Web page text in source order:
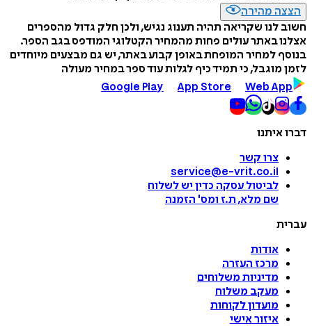
הצצה מהירה
חשוב לנו שקריאה תהיה תענוג נגיש, ולכן חלק גדול מהספרים
אצלנו באתר עולים פחות מהמחיר הקטלוגי המודפס בגב הספר.
בנוסף למחיר המופחת באופן קבוע באתר, יש גם מבצעים מיוחדים
לזמן מוגבל, כי תמיד כיף לגלות עוד ספר במחיר מעולה
Google Play
App Store Web App
דברו איתנו
צרו קשר
service@e-vrit.co.il
לביטול עסקה כדין יש לשלוח
שם מלא, ת.ז ומס' הזמנה
עברית
אודות
מרכז העזרה
מדיניות משלוחים
מעקב משלוח
מועדון לקוחות
איזור אישי